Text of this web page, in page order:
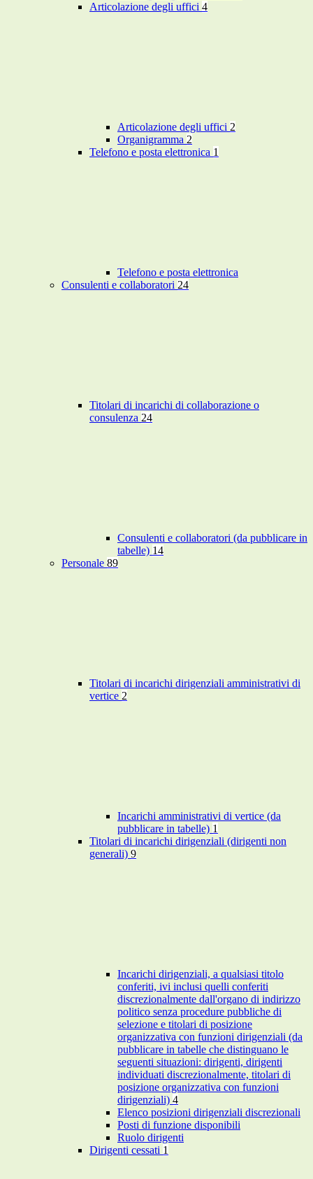
Articolazione degli uffici 4
Articolazione degli uffici 2
Organigramma 2
Telefono e posta elettronica 1
Telefono e posta elettronica
Consulenti e collaboratori 24
Titolari di incarichi di collaborazione o
consulenza 24
Consulenti e collaboratori (da pubblicare in
tabelle) 14
Personale 89
Titolari di incarichi dirigenziali amministrativi di
vertice 2
Incarichi amministrativi di vertice (da
pubblicare in tabelle) 1
Titolari di incarichi dirigenziali (dirigenti non
generali) 9
Incarichi dirigenziali, a qualsiasi titolo
conferiti, ivi inclusi quelli conferiti
discrezionalmente dall'organo di indirizzo
politico senza procedure pubbliche di
selezione e titolari di posizione
organizzativa con funzioni dirigenziali (da
pubblicare in tabelle che distinguano le
seguenti situazioni: dirigenti, dirigenti
individuati discrezionalmente, titolari di
posizione organizzativa con funzioni
dirigenziali) 4
Elenco posizioni dirigenziali discrezionali
Posti di funzione disponibili
Ruolo dirigenti
Dirigenti cessati 1